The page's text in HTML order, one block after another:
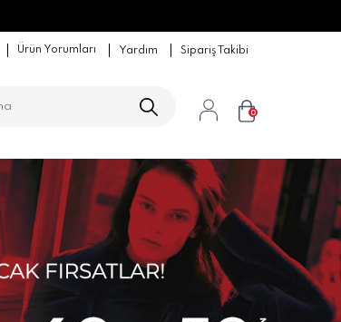
Ürün Yorumları Yardım Sipariş Takibi
0